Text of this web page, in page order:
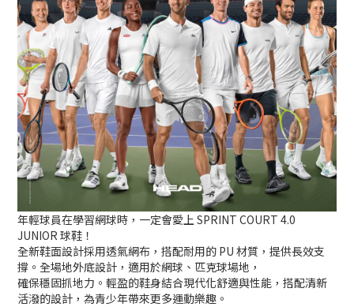
年輕球員在學習網球時，一定會愛上 SPRINT COURT 4.0
JUNIOR 球鞋！
全新鞋面設計採用透氣網布，搭配耐用的 PU 材質，提供長效支
撐。全場地外底設計，適用於網球、匹克球場地，
確保穩固抓地力。輕盈的鞋身結合現代化舒適與性能，搭配清新
活潑的設計，為青少年帶來更多運動樂趣。